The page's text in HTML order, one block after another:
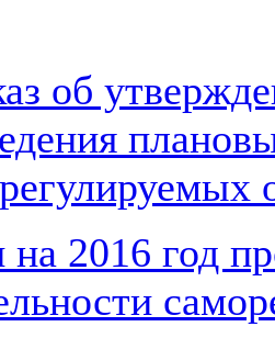
об
2016 год